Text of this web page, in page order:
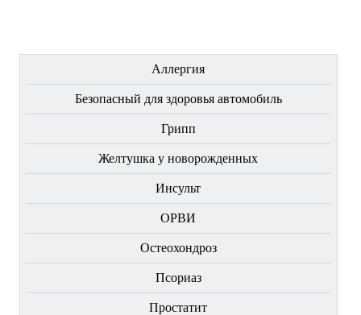
Аллергия
Безопасный для здоровья автомобиль
Грипп
Желтушка у новорожденных
Инсульт
ОРВИ
Остеохондроз
Пcориаз
Простатит